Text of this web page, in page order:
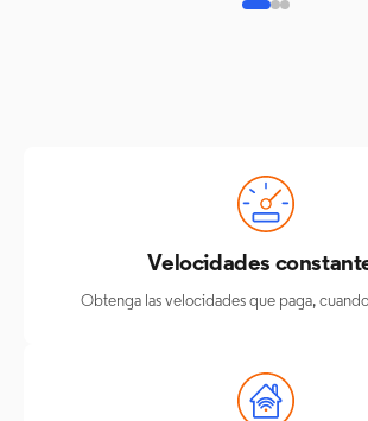
Velocidades
Obtenga las velocidades que paga,